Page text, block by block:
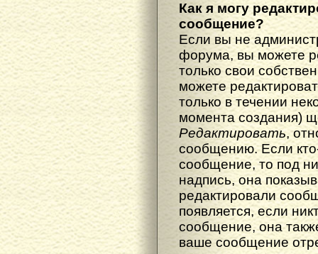
Как я могу
сообщение?
Если вы не
форума, вы можете
только свои
можете
только в течении
момента создания)
Редактировать,
сообщению. Если
сообщение, то под
надпись, она
редактировали
появляется, если
сообщение, она
ваше сообщение